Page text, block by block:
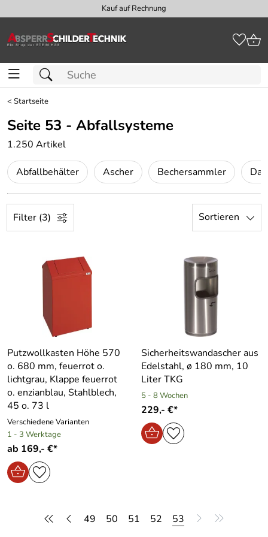
Kauf auf Rechnung
<Startseite
Seite 53 - Abfallsysteme
1.250 Artikel
Abfallbehälter Ascher Bechersammler
Filter (3) Sortieren
Putzwollkasten Höhe 570
o. 680 mm, feuerrot o.
lichtgrau, Klappe feuerrot
o. enzianblau, Stahlblech,
45 o. 73 l
Verschiedene Varianten
1 - 3 Werktage
ab 169,- €*
Sicherheitswandascher aus
Edelstahl, ø 180 mm, 10
Liter TKG
5 - 8 Wochen
229,- €*
49 50 51 52 53